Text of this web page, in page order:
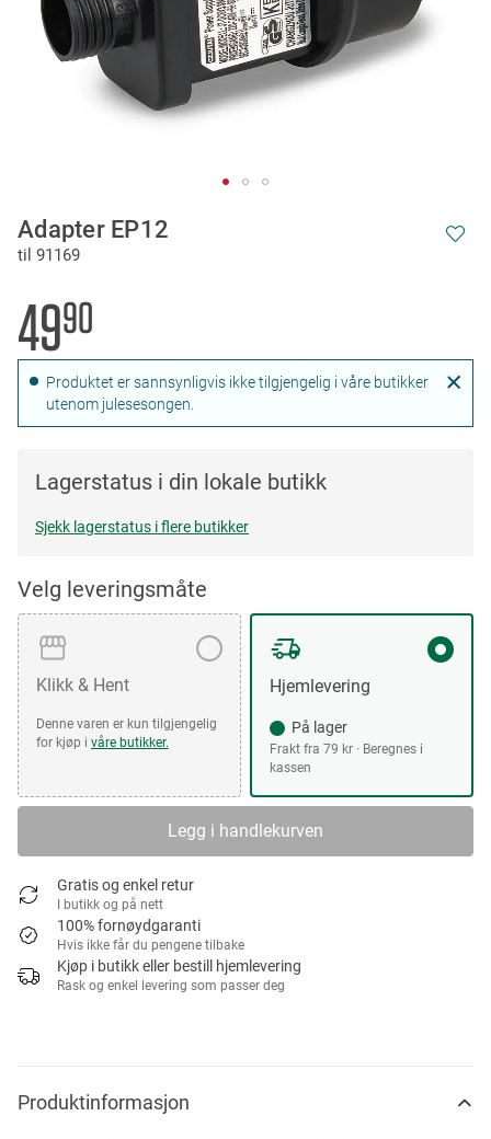
Adapter EP12
til 91169
4990
Produktet er sannsynligvis ikke tilgjengelig i våre butikker
utenom julesesongen.
Lagerstatus i din lokale butikk
Sjekk lagerstatus i flere butikker
Velg leveringsmåte
Klikk & Hent
Denne varen er kun tilgjengelig
for kjøp i våre butikker.
Hjemlevering
På lager
Frakt fra 79 kr · Beregnes i
kassen
Legg i handlekurven
Gratis og enkel retur
I butikk og på nett
100% fornøydgaranti
Hvis ikke får du pengene tilbake
Kjøp i butikk eller bestill hjemlevering
Rask og enkel levering som passer deg
to
the
of
the
images
gallery
Produktinformasjon